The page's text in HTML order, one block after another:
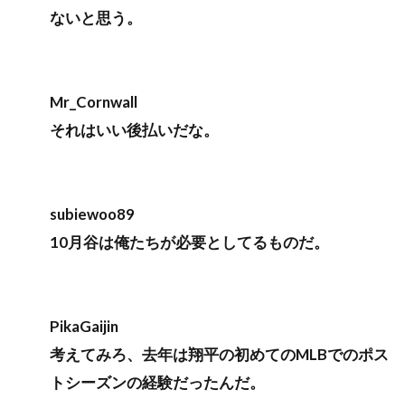
ないと思う。
Mr_Cornwall
それはいい後払いだな。
subiewoo89
10月谷は俺たちが必要としてるものだ。
PikaGaijin
考えてみろ、去年は翔平の初めてのMLBでのポス
トシーズンの経験だったんだ。